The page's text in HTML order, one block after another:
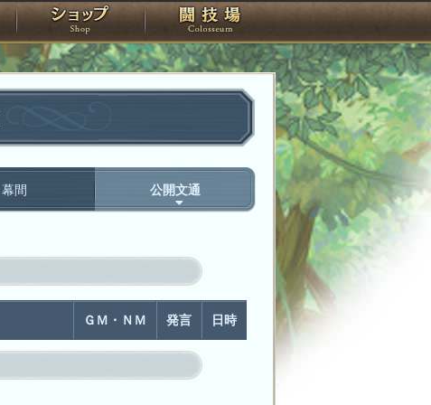
スタジオ ショップ 闘技場
幕間 公開文通
ＧＭ・ＮＭ 発言 日時